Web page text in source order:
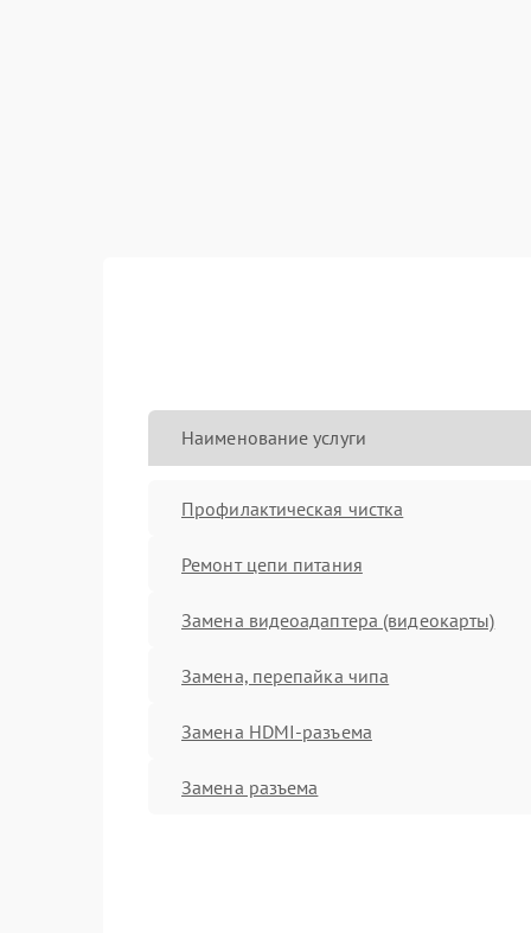
Наименование услуги
Профилактическая чистка
Ремонт цепи питания
Замена видеоадаптера (видеокарты)
Замена, перепайка чипа
Замена HDMI-разъема
Замена разъема